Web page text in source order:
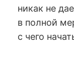
никак не
в полной
с чего